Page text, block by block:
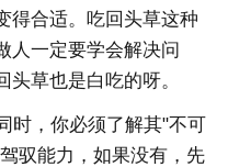
得合适。吃回头草这种
人一定要学会解决问
草也是白吃的呀。
时，你必须了解其"不可
驭能力，如果没有，先